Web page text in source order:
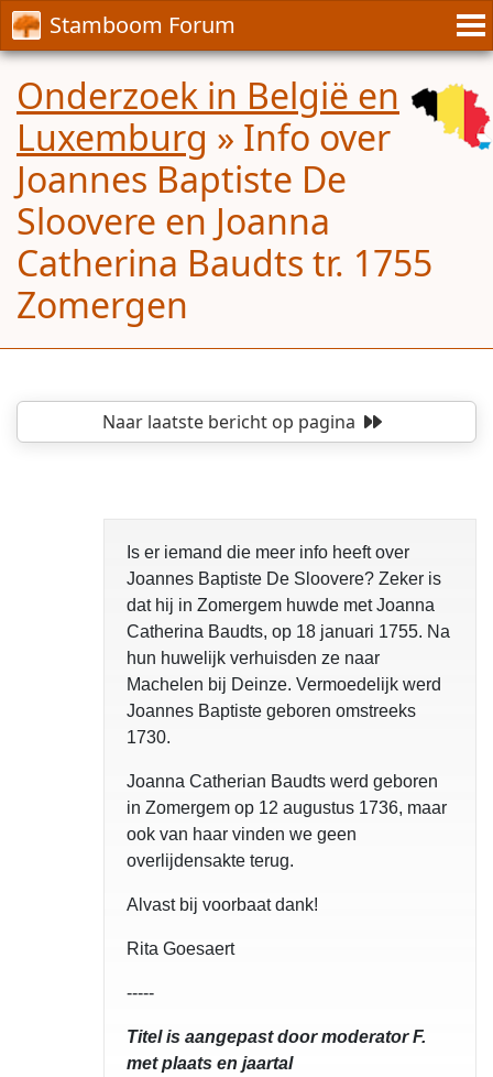
Stamboom Forum
Onderzoek in België en
Luxemburg » Info over
Joannes Baptiste De
Sloovere en Joanna
Catherina Baudts tr. 1755
Zomergen
Naar laatste berichtop pagina
Is er iemand die meer info heeft over
Joannes Baptiste De Sloovere? Zeker is
dat hij in Zomergem huwde met Joanna
Catherina Baudts, op 18 januari 1755. Na
hun huwelijk verhuisden ze naar
Machelen bij Deinze. Vermoedelijk werd
Joannes Baptiste geboren omstreeks
1730.
Joanna Catherian Baudts werd geboren
in Zomergem op 12 augustus 1736, maar
ook van haar vinden we geen
overlijdensakte terug.
Alvast bij voorbaat dank!
Rita Goesaert
-----
Titel is aangepast door moderator F.
met plaats en jaartal